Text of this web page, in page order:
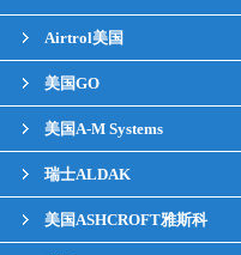
Airtrol美国
美国GO
美国A-M Systems
瑞士ALDAK
美国ASHCROFT雅斯科